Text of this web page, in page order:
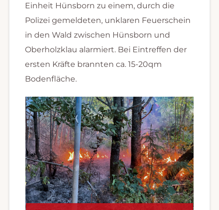
Einheit Hünsborn zu einem, durch die
Polizei gemeldeten, unklaren Feuerschein
in den Wald zwischen Hünsborn und
Oberholzklau alarmiert. Bei Eintreffen der
ersten Kräfte brannten ca. 15-20qm
Bodenfläche.